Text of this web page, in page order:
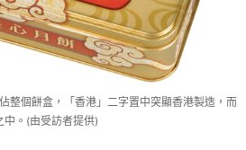
整個餅盒，「香港」二字置中突顯香港製造，而
。(由受訪者提供)